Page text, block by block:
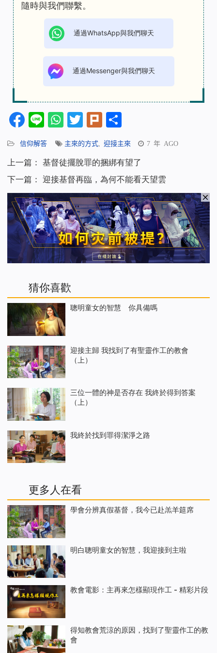
隨時與我們聯繫。
通過WhatsApp與我們聊天
通過Messenger與我們聊天
Facebook
LineWhatsApp
Twitter
Plurk
享
信仰解答 主來的方式 迎接主來 7 年 AGO
上一篇： 基督徒擺脫罪的捆綁有望了
下一篇： 迎接基督再臨，為何不能看天望雲
猜你喜歡
聰明童女的智慧 你具備嗎
迎接主歸 我找到了有聖靈作工的教會
（上）
三位一體的神是否存在 我終於得到答案
（上）
我終於找到罪得潔淨之路
更多人在看
學會分辨真假基督，我今已赴羔羊筵席
明白聰明童女的智慧，我迎接到主啦
教會電影：主再來怎樣顯現作工 - 精彩片段
得知教會荒涼的原因，找到了聖靈作工的教
會